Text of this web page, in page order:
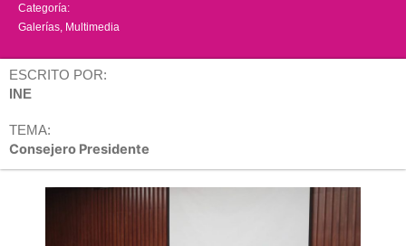
Categoría:
Galerías Multimedia
ESCRITO POR:
INE
TEMA:
Consejero Presidente